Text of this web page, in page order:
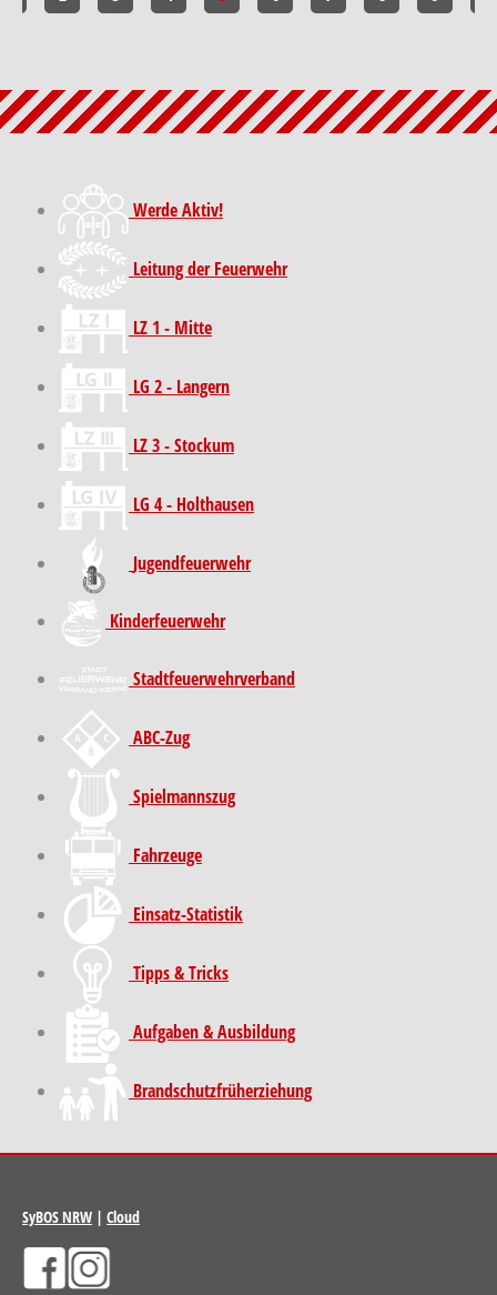
Werde Aktiv!
Leitung der Feuerwehr
LZ 1 - Mitte
LG 2 - Langern
LZ 3 - Stockum
LG 4 - Holthausen
Jugendfeuerwehr
Kinder­feuer­wehr
Stadt­feuer­wehr­verband
ABC-Zug
Spielmannszug
Fahrzeuge
Einsatz-Statistik
Tipps & Tricks
Aufgaben & Ausbildung
Brand­schutz­früh­erziehung
SyBOS NRW | Cloud